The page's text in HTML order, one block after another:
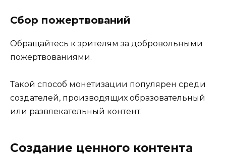
Сбор пожертвований
Обращайтесь к зрителям за добровольными
пожертвованиями.
Такой способ монетизации популярен среди
создателей, производящих образовательный
или развлекательный контент.
Создание ценного контента